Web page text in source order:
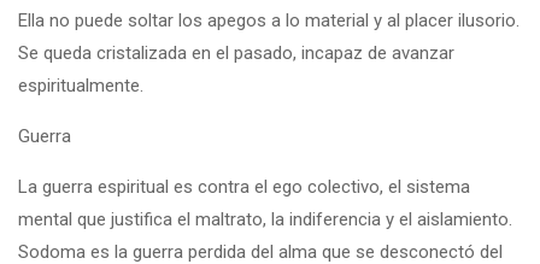
Ella no puede soltar los apegos a lo material y al placer ilusorio.
Se queda cristalizada en el pasado, incapaz de avanzar
espiritualmente.
Guerra
La guerra espiritual es contra el ego colectivo, el sistema
mental que justifica el maltrato, la indiferencia y el aislamiento.
Sodoma es la guerra perdida del alma que se desconectó del